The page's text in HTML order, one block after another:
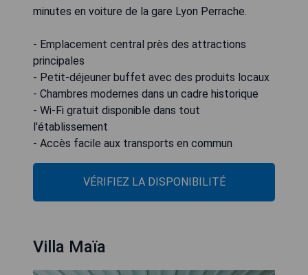
minutes en voiture de la gare Lyon Perrache.
- Emplacement central près des attractions
principales
- Petit-déjeuner buffet avec des produits locaux
- Chambres modernes dans un cadre historique
- Wi-Fi gratuit disponible dans tout
l'établissement
- Accès facile aux transports en commun
VÉRIFIEZ LA DISPONIBILITÉ
Villa Maïa